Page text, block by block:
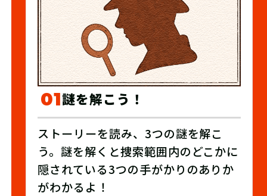
01謎を解こう！
ストーリーを読み、3つの謎を解こ
う。謎を解くと捜索範囲内のどこかに
隠されている3つの手がかりのありか
がわかるよ！